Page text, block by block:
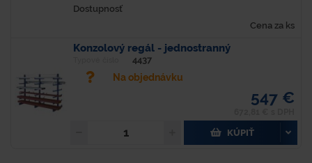
Dostupnosť
Cena za ks
Konzolový regál - jednostranný
4437
Na objednávku
547 €
KÚPIŤ